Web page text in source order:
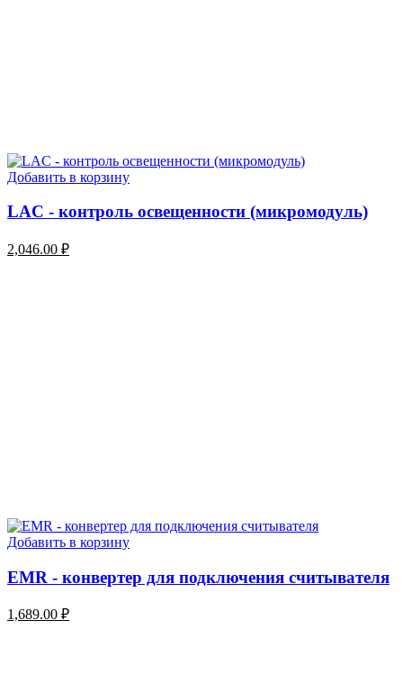
Добавить в корзину
LAC - контроль освещенности (микромодуль)
2,046.00 ₽
Добавить в корзину
EMR - конвертер для подключения считывателя
1,689.00 ₽